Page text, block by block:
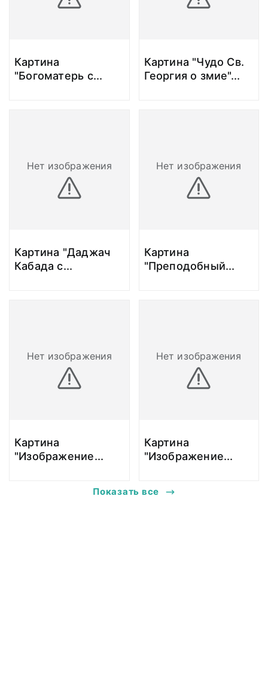
Картина
"Богоматерь с...
Картина "Чудо Св.
Георгия о змие"...
Нет изображения
Картина "Даджач
Кабада с...
Нет изображения
Картина
"Преподобный...
Нет изображения
Картина
"Изображение...
Нет изображения
Картина
"Изображение...
Показать все